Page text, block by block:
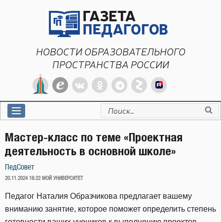
НОВОСТИ ОБРАЗОВАТЕЛЬНОГО
ПРОСТРАНСТВА РОССИИ
Искать:
Мастер-класс по теме «Проектная
деятельность в основной школе»
ПедСовет
ОПУБЛИКОВАНО
20.11.2024 16:22 МОЙ УНИВЕРСИТЕТ
Педагог Наталия Образчикова предлагает вашему
вниманию занятие, которое поможет определить степень